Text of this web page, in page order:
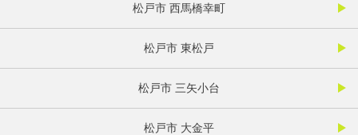
松戸市 西馬橋幸町
松戸市 東松戸
松戸市 三矢小台
松戸市 大金平